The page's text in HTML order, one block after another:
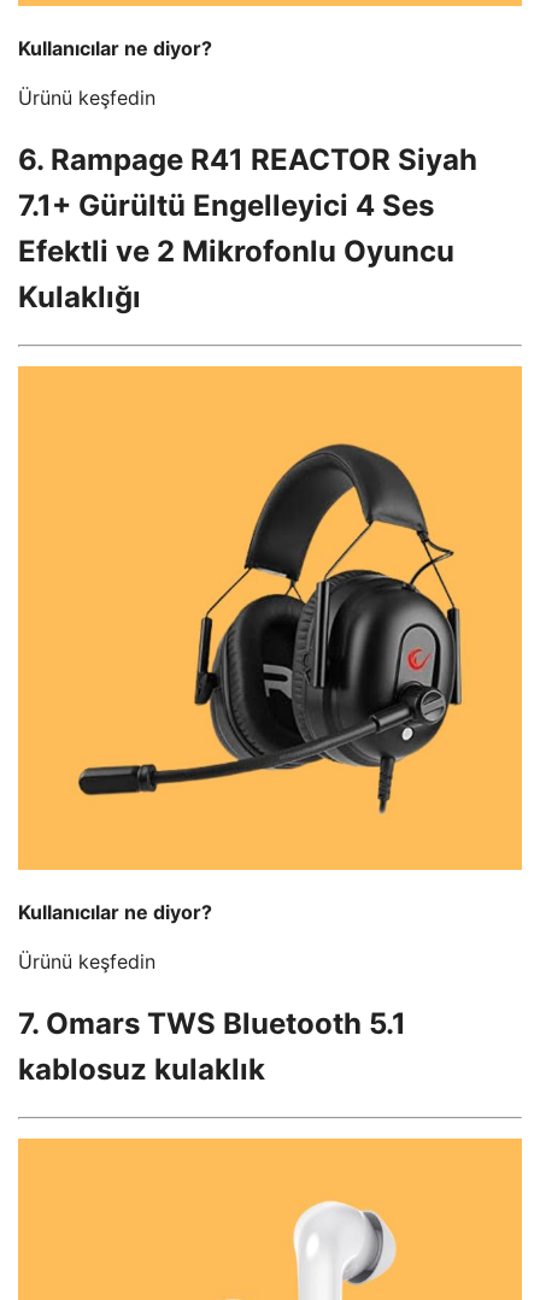
Kullanıcılar ne diyor?
Ürünü keşfedin
6. Rampage R41 REACTOR Siyah
7.1+ Gürültü Engelleyici 4 Ses
Efektli ve 2 Mikrofonlu Oyuncu
Kulaklığı
Kullanıcılar ne diyor?
Ürünü keşfedin
7. Omars TWS Bluetooth 5.1
kablosuz kulaklık